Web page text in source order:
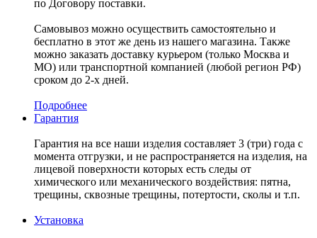
по Договору поставки.
Самовывоз можно осуществить самостоятельно и
бесплатно в этот же день из нашего магазина. Также
можно заказать доставку курьером (только Москва и
МО) или транспортной компанией (любой регион РФ)
сроком до 2-х дней.
Подробнее
Гарантия
Гарантия на все наши изделия составляет 3 (три) года с
момента отгрузки, и не распространяется на изделия, на
лицевой поверхности которых есть следы от
химического или механического воздействия: пятна,
трещины, сквозные трещины, потертости, сколы и т.п.
Установка